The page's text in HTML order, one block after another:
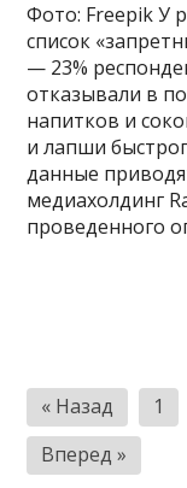
Фото: Freepik У
список
— 23%
отказывали в
напитков и
и лапши
данные
медиахолдинг
проведенного
записей
« Назад 1
Вперед »